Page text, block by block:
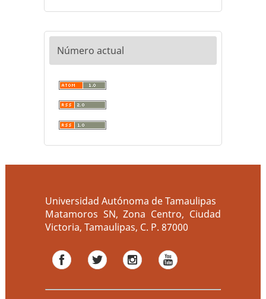
Número actual
Universidad Autónoma de Tamaulipas
Matamoros SN, Zona Centro, Ciudad
Victoria, Tamaulipas, C. P. 87000